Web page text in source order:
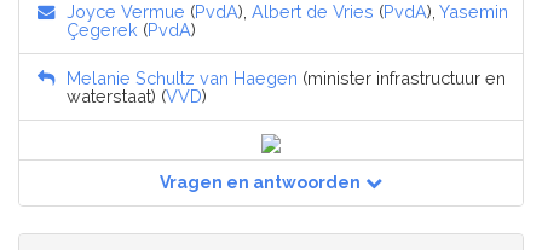
Joyce Vermue (PvdA), Albert de Vries (PvdA), Yasemin
Çegerek (PvdA)
Melanie Schultz van Haegen (minister infrastructuur en
waterstaat) (VVD)
Vragen en antwoorden